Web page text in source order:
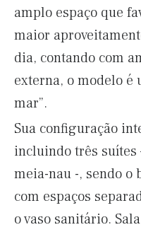
amplo espaço que
maior
dia, contando com
externa, o modelo é
mar”.
Sua configuração
incluindo três suítes
meia-nau -, sendo o
com espaços
o vaso sanitário.